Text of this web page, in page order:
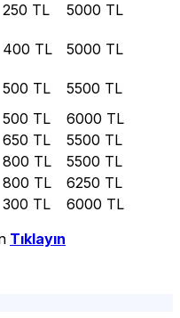
250 TL
5000 TL
400 TL
5000 TL
500 TL
5500 TL
500 TL
6000 TL
650 TL
5500 TL
800 TL
5500 TL
800 TL
6250 TL
300 TL
6000 TL
Tıklayın